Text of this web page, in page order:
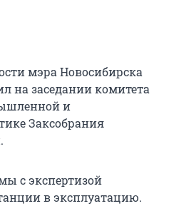
мэра Новосибирска
на заседании комитета
и
Заксобрания
с экспертизой
в эксплуатацию.